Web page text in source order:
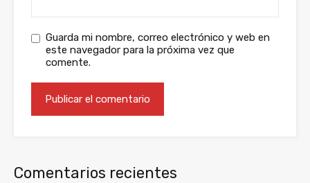
Guarda mi nombre, correo electrónico y web en
este navegador para la próxima vez que
comente.
Comentarios recientes